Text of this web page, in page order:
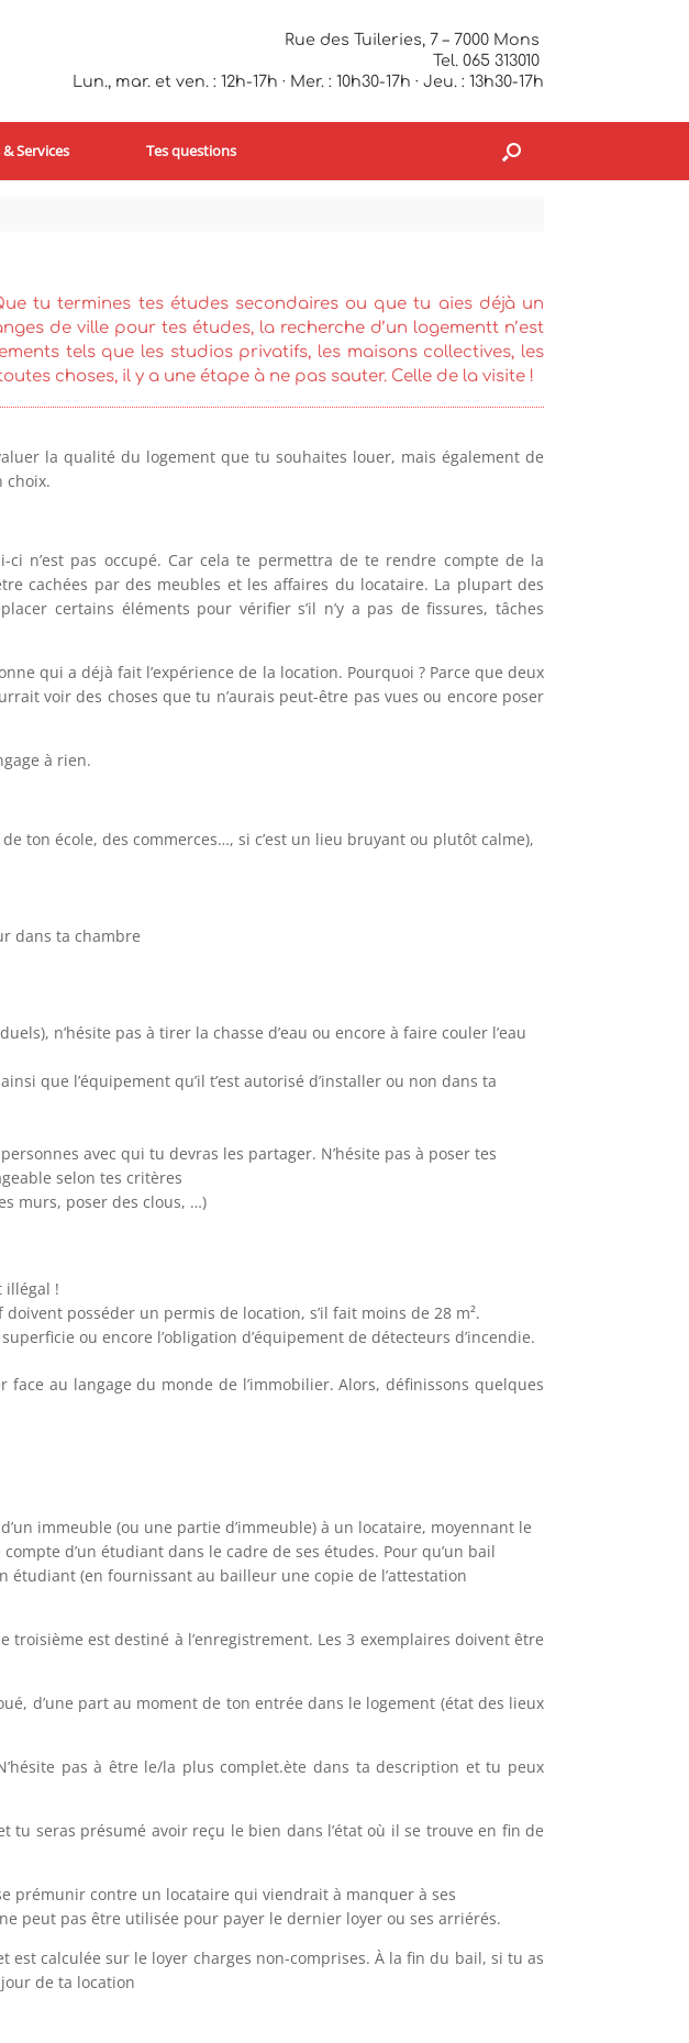
Rue des Tuileries, 7 – 7000 Mons
Tel. 065 313010
Lun., mar. et ven. : 12h-17h · Mer. : 10h30-17h · Jeu. : 13h30-17h
Services Tes questions
tu termines tes études secondaires ou que tu aies déjà un
de ville pour tes études, la recherche d’un logementt n’est
tels que les studios privatifs, les maisons collectives, les
choses, il y a une étape à ne pas sauter. Celle de la visite !
la qualité du logement que tu souhaites louer, mais également de
choix.
n’est pas occupé. Car cela te permettra de te rendre compte de la
cachées par des meubles et les affaires du locataire. La plupart des
certains éléments pour vérifier s’il n’y a pas de fissures, tâches
qui a déjà fait l’expérience de la location. Pourquoi ? Parce que deux
voir des choses que tu n’aurais peut-être pas vues ou encore poser
à rien.
ton école, des commerces…, si c’est un lieu bruyant ou plutôt calme),
dans ta chambre
n’hésite pas à tirer la chasse d’eau ou encore à faire couler l’eau
que l’équipement qu’il t’est autorisé d’installer ou non dans ta
avec qui tu devras les partager. N’hésite pas à poser tes
selon tes critères
murs, poser des clous, …)
illégal !
posséder un permis de location, s’il fait moins de 28 m².
ou encore l’obligation d’équipement de détecteurs d’incendie.
au langage du monde de l’immobilier. Alors, définissons quelques
immeuble (ou une partie d’immeuble) à un locataire, moyennant le
d’un étudiant dans le cadre de ses études. Pour qu’un bail
(en fournissant au bailleur une copie de l’attestation
est destiné à l’enregistrement. Les 3 exemplaires doivent être
d’une part au moment de ton entrée dans le logement (état des lieux
pas à être le/la plus complet.ète dans ta description et tu peux
tu seras présumé avoir reçu le bien dans l’état où il se trouve en fin de
prémunir contre un locataire qui viendrait à manquer à ses
peut pas être utilisée pour payer le dernier loyer ou ses arriérés.
calculée sur le loyer charges non-comprises. À la fin du bail, si tu as
de ta location